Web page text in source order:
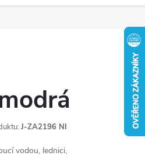
J-ZA2196 NI
vodou, lednici,